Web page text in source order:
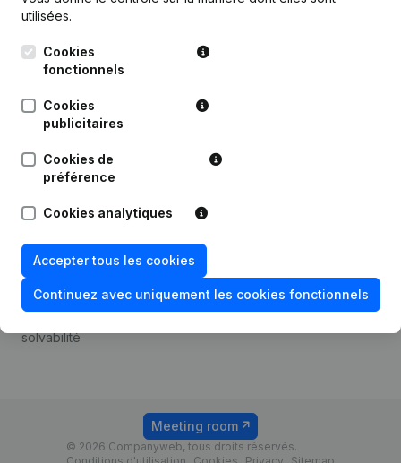
utilisées.
Cookies
fonctionnels
Cookies
publicitaires
Cookies de
préférence
Cookies analytiques
Accepter tous les cookies
Continuez avec uniquement les cookies fonctionnels
Leuvensesteenweg
1800 Vilvoorde
Compliance et prévention
de la fraude
Consulter des comptes
Recherche de numéro de
TVA
solvabilité
Tarifs
© 2026 Companyweb, tous droits réservés.
Meeting room